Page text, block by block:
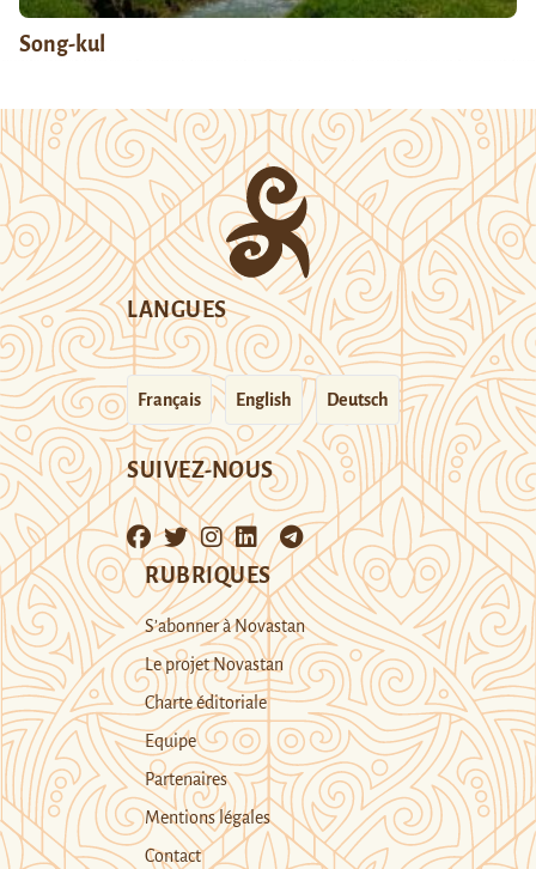
Song-kul
LANGUES
Français English Deutsch
SUIVEZ-NOUS
RUBRIQUES
S’abonner à Novastan
Le projet Novastan
Charte éditoriale
Equipe
Partenaires
Mentions légales
Contact